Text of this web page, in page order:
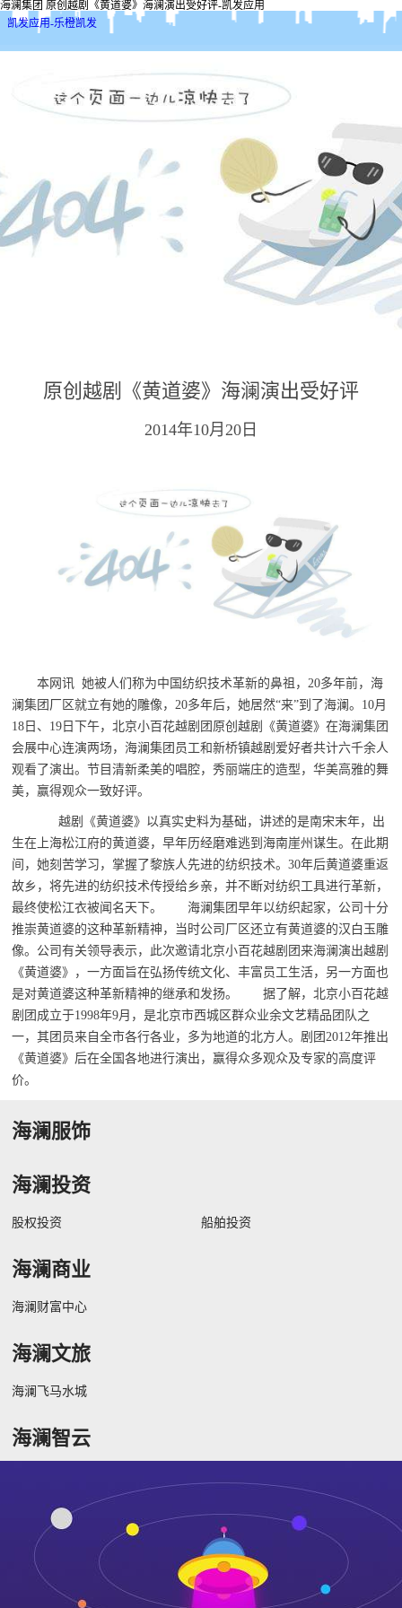
海澜集团 原创越剧《黄道婆》海澜演出受好评-凯发应用
凯发应用-乐橙凯发
原创越剧《黄道婆》海澜演出受好评
2014年10月20日
本网讯 她被人们称为中国纺织技术革新的鼻祖，20多年前，海
澜集团厂区就立有她的雕像，20多年后，她居然“来”到了海澜。10月
18日、19日下午，北京小百花越剧团原创越剧《黄道婆》在海澜集团
会展中心连演两场，海澜集团员工和新桥镇越剧爱好者共计六千余人
观看了演出。节目清新柔美的唱腔，秀丽端庄的造型，华美高雅的舞
美，赢得观众一致好评。
越剧《黄道婆》以真实史料为基础，讲述的是南宋末年，出
生在上海松江府的黄道婆，早年历经磨难逃到海南崖州谋生。在此期
间，她刻苦学习，掌握了黎族人先进的纺织技术。30年后黄道婆重返
故乡，将先进的纺织技术传授给乡亲，并不断对纺织工具进行革新，
最终使松江衣被闻名天下。 海澜集团早年以纺织起家，公司十分
推崇黄道婆的这种革新精神，当时公司厂区还立有黄道婆的汉白玉雕
像。公司有关领导表示，此次邀请北京小百花越剧团来海澜演出越剧
《黄道婆》，一方面旨在弘扬传统文化、丰富员工生活，另一方面也
是对黄道婆这种革新精神的继承和发扬。 据了解，北京小百花越
剧团成立于1998年9月，是北京市西城区群众业余文艺精品团队之
一，其团员来自全市各行各业，多为地道的北方人。剧团2012年推出
《黄道婆》后在全国各地进行演出，赢得众多观众及专家的高度评
价。
海澜服饰
海澜投资
股权投资 船舶投资
海澜商业
海澜财富中心
海澜文旅
海澜飞马水城
海澜智云